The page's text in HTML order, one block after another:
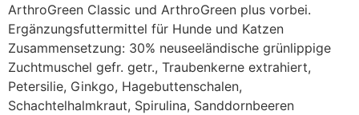
ArthroGreen Classic und ArthroGreen plus vorbei.
Ergänzungsfuttermittel für Hunde und Katzen
Zusammensetzung: 30% neuseeländische grünlippige
Zuchtmuschel gefr. getr., Traubenkerne extrahiert,
Petersilie, Ginkgo, Hagebuttenschalen,
Schachtelhalmkraut, Spirulina, Sanddornbeeren